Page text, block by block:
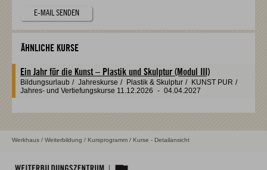
E-MAIL SENDEN
ÄHNLICHE KURSE
Ein Jahr für die Kunst – Plastik und Skulptur (Modul III)
Bildungsurlaub / Jahreskurse / Plastik & Skulptur / KUNST PUR /
Jahres- und Vertiefungskurse 11.12.2026 - 04.04.2027
Werkhaus / Weiterbildung / Kursprogramm / Kurse - Detailansicht